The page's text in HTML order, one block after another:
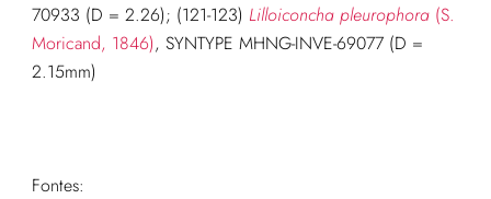
70933 (D = 2.26); (121-123) Lilloiconcha pleurophora(S.
Moricand, 1846), SYNTYPE MHNG-INVE-69077 (D =
2.15mm)
Fontes: